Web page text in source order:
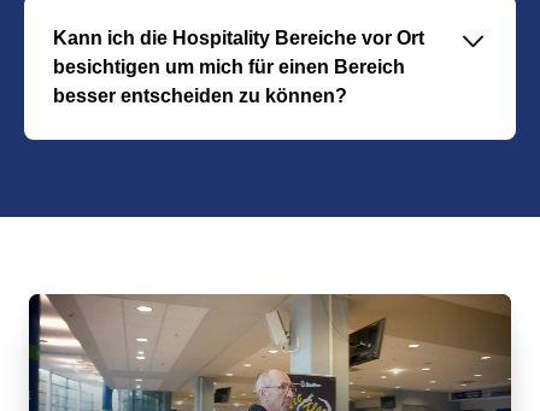
Kann ich die Hospitality Bereiche vor Ort
besichtigen um mich für einen Bereich
besser entscheiden zu können?
􀆈
Die Besichtgung der Hospitaity-Bereiche ist nach